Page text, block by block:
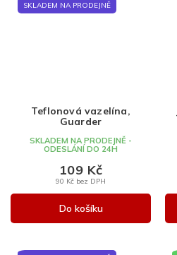
SKLADEM NA PRODEJNĚ
Teflonová vazelína,
Guarder
SKLADEM NA PRODEJNĚ -
ODESLÁNÍ DO 24H
90 Kč bez DPH
109 Kč
Do košíku